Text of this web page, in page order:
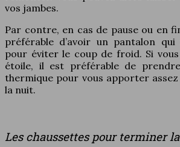
vos jambes.
Par contre, en cas de pause ou en
préférable d’avoir un pantalon
pour éviter le coup de froid. Si
étoile, il est préférable de
thermique pour vous apporter
la nuit.
Les chaussettes pour terminer